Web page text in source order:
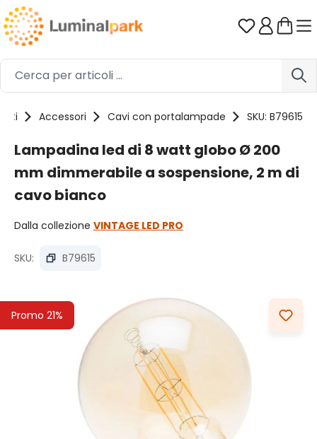
Passa al contenuto principale Hai 0
Accessori Cavi con portalampade SKU: B79615
Lampadina led di 8 watt globo Ø 200
mm dimmerabile a sospensione, 2 m di
cavo bianco
Dalla collezione VINTAGE LED PRO
SKU: B79615
Promo 21%